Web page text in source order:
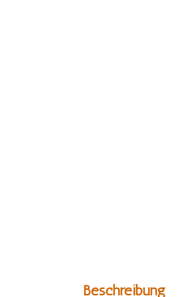
Beschreibung